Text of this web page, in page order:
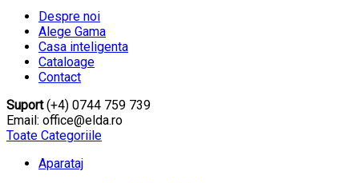
Despre noi
Alege Gama
Casa inteligenta
Cataloage
Contact
Suport(+4) 0744 759 739
Email: office@elda.ro
Toate Categoriile
Aparataj